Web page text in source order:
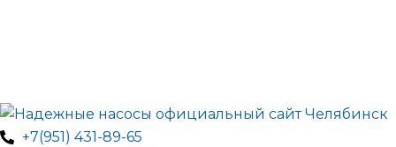
+7(951) 431-89-65